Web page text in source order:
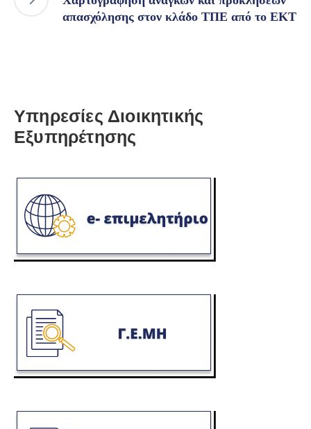
απασχόλησης στον κλάδο ΤΠΕ από το ΕΚΤ
Υπηρεσίες Διοικητικής
Εξυπηρέτησης